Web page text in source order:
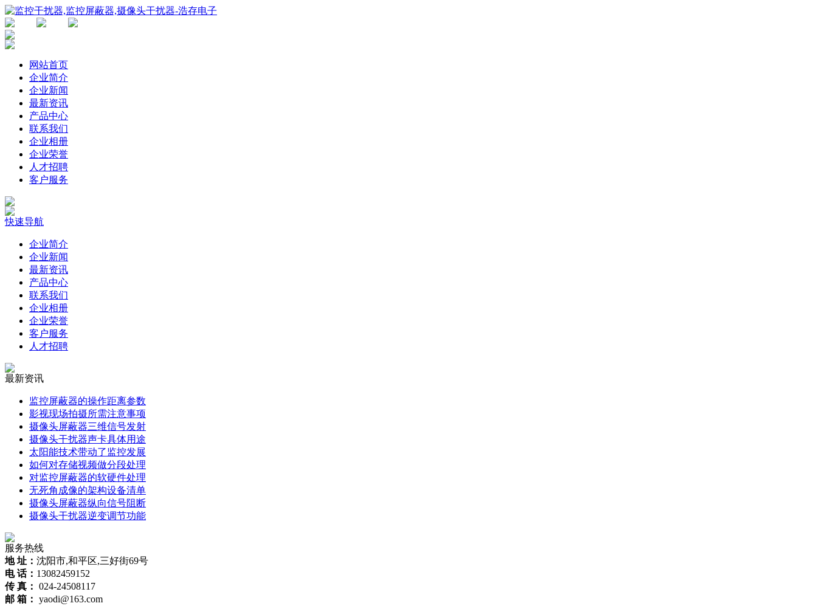
网站首页
企业简介
企业新闻
最新资讯
产品中心
联系我们
企业相册
企业荣誉
人才招聘
客户服务
快速导航
企业简介
企业新闻
最新资讯
产品中心
联系我们
企业相册
企业荣誉
客户服务
人才招聘
最新资讯
监控屏蔽器的操作距离参数
影视现场拍摄所需注意事项
摄像头屏蔽器三维信号发射
摄像头干扰器声卡具体用途
太阳能技术带动了监控发展
如何对存储视频做分段处理
对监控屏蔽器的软硬件处理
无死角成像的架构设备清单
摄像头屏蔽器纵向信号阻断
摄像头干扰器逆变调节功能
服务热线
地 址： 沈阳市,和平区,三好街69号
电 话： 13082459152
传 真： 024-24508117
邮 箱： yaodi@163.com